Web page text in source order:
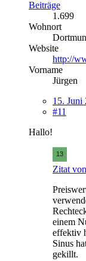
Beiträge
1.699
Wohnort
Website
http://
Vorname
Jürgen
15. Juni
#11
Hallo!
Zitat
einem
effektiv
Sinus
gekillt.